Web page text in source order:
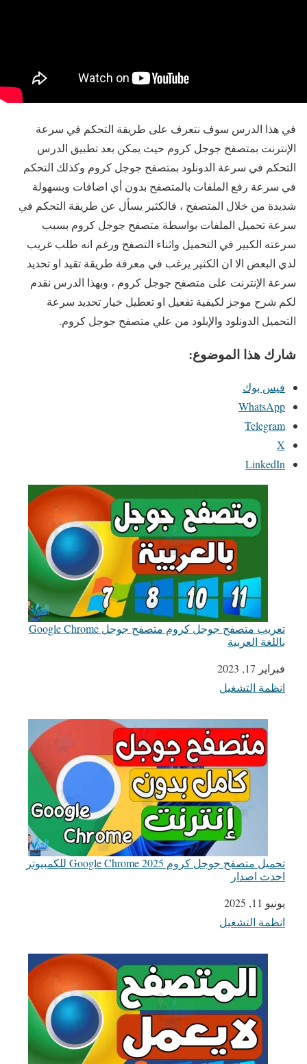
في هذا الدرس سوف نتعرف على طريقة التحكم في سرعة
الإنترنت بمتصفح جوجل كروم حيث يمكن بعد تطبيق الدرس
التحكم في سرعة الدونلود بمتصفح جوجل كروم وكذلك التحكم
في سرعة رفع الملفات بالمتصفح بدون أي اضافات وبسهولة
شديدة من خلال المتصفح ، فالكثير يسأل عن طريقة التحكم في
سرعة تحميل الملفات بواسطة متصفح جوجل كروم بسبب
سرعته الكبير في التحميل واثناء التصفح ورغم انه طلب غريب
لدي البعض الا ان الكثير يرغب في معرفة طريقة تقيد او تحديد
سرعة الإنترنت على متصفح جوجل كروم ، وبهذا الدرس نقدم
لكم شرح موجز لكيفية تفعيل او تعطيل خيار تحديد سرعة
التحميل الدونلود والإبلود من علي متصفح جوجل كروم.
شارك هذا الموضوع:
فيس بوك
WhatsApp
Telegram
X
LinkedIn
تعريب متصفح جوجل كروم متصفح جوجل Google Chrome
باللغة العربية
التاريخ
فبراير 17, 2023
في ما يتعلق بما يأتي
انظمة التشغيل
تحميل متصفح جوجل كروم Google Chrome 2025 للكمبيوتر
احدث اصدار
التاريخ
يونيو 11, 2025
في ما يتعلق بما يأتي
انظمة التشغيل